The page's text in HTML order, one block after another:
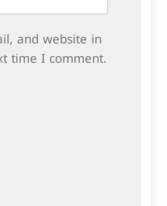
and website in
time I comment.